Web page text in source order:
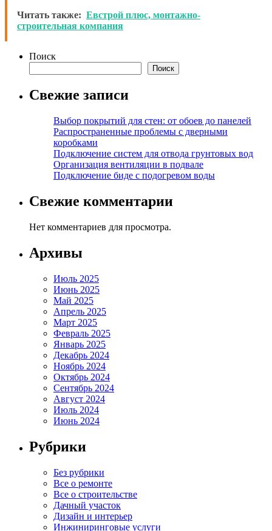
Читать также: Евстрой плюс, монтажно-
строительная компания
Поиск
Поиск
Свежие записи
Выбор покрытий для стен: от обоев до панелей
Распространенные проблемы с дверными
коробками
Подключение систем для отвода грунтовых вод
Организация вентиляции в подвале
Подключение биде с подогревом воды
Свежие комментарии
Нет комментариев для просмотра.
Архивы
Июль 2025
Июнь 2025
Май 2025
Апрель 2025
Март 2025
Февраль 2025
Январь 2025
Декабрь 2024
Ноябрь 2024
Октябрь 2024
Сентябрь 2024
Август 2024
Июль 2024
Июнь 2024
Рубрики
Без рубрики
Все о ремонте
Все о строительстве
Дачный участок
Дизайн и интерьер
Инжиниринговые услуги